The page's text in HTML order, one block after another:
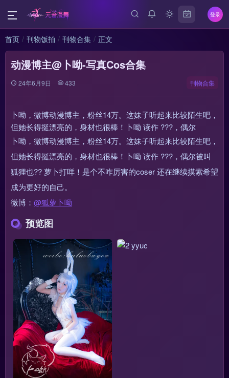
登录
首页 刊物饭拍 刊物合集 正文
动漫博主@卜呦-写真Cos合集
24年6月9日 433 刊物合集
卜呦，微博动漫博主，粉丝14万。这妹子听起来比较陌生吧，
但她长得挺漂亮的，身材也很棒！卜呦 读作 ???，偶尔
卜呦，微博动漫博主，粉丝14万。这妹子听起来比较陌生吧，
但她长得挺漂亮的，身材也很棒！卜呦 读作 ???，偶尔被叫
狐狸也?? 萝卜打咩！是个不咋厉害的coser 还在继续摸索希望
成为更好的自己。
微博： @狐萝卜呦
预览图